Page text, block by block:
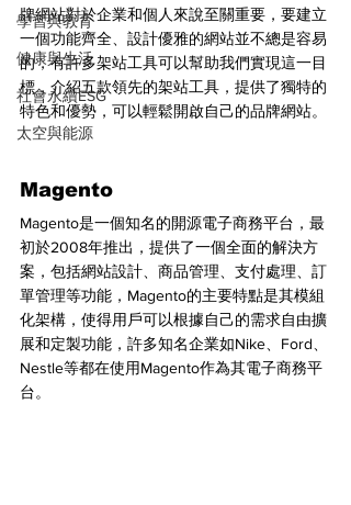
學習與教育
健康與生活
社會永續ESG
太空與能源
牌網站對於企業和個人來說至關重要，要建立
一個功能齊全、設計優雅的網站並不總是容易
的，有許多架站工具可以幫助我們實現這一目
標，介紹五款領先的架站工具，提供了獨特的
特色和優勢，可以輕鬆開啟自己的品牌網站。
Magento
Magento是一個知名的開源電子商務平台，最
初於2008年推出，提供了一個全面的解決方
案，包括網站設計、商品管理、支付處理、訂
單管理等功能，Magento的主要特點是其模組
化架構，使得用戶可以根據自己的需求自由擴
展和定製功能，許多知名企業如Nike、Ford、
Nestle等都在使用Magento作為其電子商務平
台。